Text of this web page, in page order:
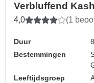
Verbluffend
4,0 (1
Duur
Bestemmingen
Leeftijdsgroep